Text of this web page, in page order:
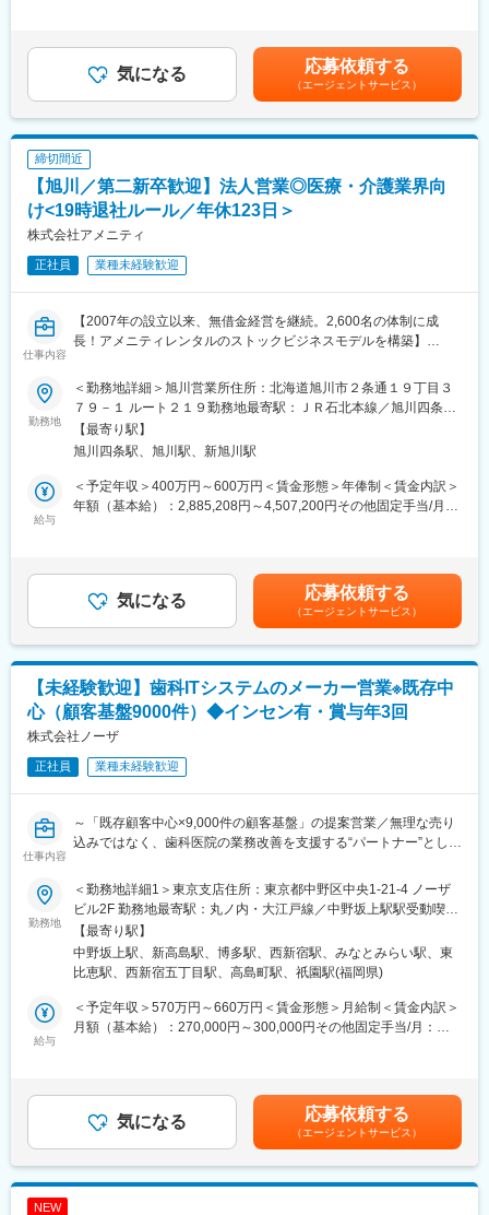
き、キャッチアップしていただきます。
※人材紹介、自動車ディーラー、不動産営業など、業界未経験の方
も多数活躍されています。
キャリアを長期的に積んでいただくことを期待されていることも
あり、長期的な就業を考えている方にピッタリです。社内での意
見交換も活発に行われますので、積極的にやる気を持ってチャレ
ンジ出来る方のご応募をお待ちしております。
変更の範囲：会社の定める業務
2年目以降ご希望に応じて本社管理部へのジョブローテーションが
可能です。
※現場勤務の継続も可能です
本社勤務では経理、総務、人事などの部署の中から配属先が決定
いたします。事務系の仕事が中心になり、現場同様20-30代の社員
が多くコミュニケーションが取りやすいく分からない事があれ
ば、すぐに相談が可能です。また、一度本社帰任した後でも、介
護現場への復帰が可能です。
＜2年目以降のキャリア例＞
・採用にチャレンジし、3年目は現場職に戻りフロアリーダーなど
責任者の立場を目指す。
・経理にチャレンジし、3年目以降も経理として主任や係長を目指
すなど
＊3-5年目で、リーダーや管理職になることが可能です。スピード
■研修制度について
各事業所ごとの座学・実技研修、年次に応じたフォローアップ研
修に加え、キャリア志向の社員に向けた管理職育成研修など多様
な研修・フォロー体制を用意しています。
能です。
資格取得に必要な外部講習や試験は出社扱い・費用全額支給し、
★当社では月の残業時間の平均が0.6時間であり、「残業ゼロ」を
実現しています！夜勤は平均週1回であり身体的負担も少なく長期
的に働くことが出来ます。
★ジョブローテーション制度を用いて、未経験から人事・経理・
総務などの管理部門へのキャリアチェンジが可能です。
■当社について
愛総合福祉では、年齢や経験は問わず興味を持っていただいた方
とは全員と面接をさせていただいております。
小規模多機能型居宅介護での勤務のみ、別途で送迎手当：10,000/
月を支給賃金はあくまでも目安の金額であり、選考を通じて上下
する可能性があります。月給(月額)は固定手当を含めた表記です。
気になる 応募依頼する
（エージェントサービス）
締切間近
【旭川／第二新卒歓迎】法人営業◎医療・介護業界向
け<19時退社ルール／年休123日＞
株式会社アメニティ
正社員 業種未経験歓迎
仕事内容
【2007年の設立以来、無借金経営を継続。2,600名の体制に成
長！アメニティレンタルのストックビジネスモデルを構築】
を図るため、このたび新たな仲間をお迎えすることとなりまし
た。
■業務詳細：
病院や介護施設に向けて、入院・入所時に必要な衣類やタオル、
日用品などをレンタルできる「アメニティサポートシステム」を
提案する営業です。ニーズに応じて、人材派遣・紹介サービスや
院内売店の運営代行サービスも提案していきます。
献性も高く、今後の高齢化社会において成長が見込める成長産業
です。 また、病院や介護施設の業務軽減に貢献する事で、患者
様、利用者様へのサービス向上に直結する為、大変やりがいのあ
■キャリアアップについて：
本人の頑張りを昇給、昇格にて評価される制度が御座います。ま
た、事業拡大に伴い、新規の営業所も出店しており、営業所長や
エリアを管理する責任者などのポストがある為、早期のキャリア
社の方もいらっしゃいます。
当社は入院中に必要となるアメニティ(パジャマ・タオル・日用
品）をレンタルするアメニティサポートシステムを提供している
レンタルだけでなく、病院・介護施設内での申込の受付業務から
ご利用者への提供・回収・請求まで全て弊社で受け持っておりま
す。そのため医療・介護施設の業務負担の軽減もでき多くのメリ
ットがあります。拠点は北海道から九州まで展開し、毎年増収・
増益と確実に業績伸長しています。
変更の範囲：本文参照
勤務地
＜勤務地詳細＞旭川営業所住所：北海道旭川市２条通１９丁目３
７９－１ ルート２１９勤務地最寄駅：ＪＲ石北本線／旭川四条駅
受動喫煙対策：屋内全面禁煙変更の範囲：本文参照
【最寄り駅】
旭川四条駅、旭川駅、新旭川駅
給与
＜予定年収＞400万円～600万円＜賃金形態＞年俸制＜賃金内訳＞
年額（基本給）：2,885,208円～4,507,200円その他固定手当/月：
無＞有＜残業手当＞有＜給与補足＞※経験・能力・前職の給与など
を考慮するため上下する可能性があります・評価：年2回（4月・
10月/売上実績だけでなく取り組み姿勢や提案プロセスなどの定性
評価も重視）・年収例：370-480万円(主任/入社2-3年)⇒420-550
万円(係長/入社3-5年)賃金はあくまでも目安の金額であり、選考を
通じて上下する可能性があります。月給(月額)は固定手当を含めた
表記です。
気になる 応募依頼する
（エージェントサービス）
【未経験歓迎】歯科ITシステムのメーカー営業※既存中
心（顧客基盤9000件）◆インセン有・賞与年3回
株式会社ノーザ
正社員 業種未経験歓迎
仕事内容
～「既存顧客中心×9,000件の顧客基盤」の提案営業／無理な売り
込みではなく、歯科医院の業務改善を支援する“パートナー”として
賞与年3回・インセンティブ・残業代1分単位支給など、風通しの
良い社風のもと、安心して長く働ける環境が整っています。
■仕事内容
医療現場のDXを支える仕事です。
販売代理店や既存取引のある歯科医院を中心に、自社製品である
歯科向け医療用システム（電子カルテ・会計・予約管理等）の提
案営業をお任せします。
※新規開拓は、既存取引先や代理店からの紹介が中心／飛び込み営
■具体的な業務内容
・販売代理店への定期訪問・関係構築、新規顧客情報の獲得
・歯科医院へのヒアリング、製品提案～契約
勤務地
＜勤務地詳細1＞東京支店住所：東京都中野区中央1-21-4 ノーザ
ビル2F 勤務地最寄駅：丸ノ内・大江戸線／中野坂上駅駅受動喫煙
対策：屋内全面禁煙＜勤務地詳細2＞神奈川支店住所：神奈川県横
浜市西区みなとみらい4-6-5 リーフみなとみらい 2F勤務地最寄
駅：みなとみらい線線／みなとみらい駅駅受動喫煙対策：屋内全
東3-1-1 ZENNO筑紫通ビル 8F勤務地最寄駅：JR／地下鉄福岡空
港線／博多駅駅受動喫煙対策：屋内全面禁煙変更の範囲：会社の
【最寄り駅】
中野坂上駅、新高島駅、博多駅、西新宿駅、みなとみらい駅、東
比恵駅、西新宿五丁目駅、高島町駅、祇園駅(福岡県)
給与
＜予定年収＞570万円～660万円＜賃金形態＞月給制＜賃金内訳＞
月額（基本給）：270,000円～300,000円その他固定手当/月：
を基に判断致します※残業代は100％支給、みなし残業の設定はあ
りません【その他手当】■インセンティブ手当 ■時間外手当 ■
直行直帰手当 ■出張手当 ■役職手当 ■職務手当 ■休日出勤手
当賃金はあくまでも目安の金額であり、選考を通じて上下する可
能性があります。月給(月額)は固定手当を含めた表記です。
気になる 応募依頼する
（エージェントサービス）
NEW